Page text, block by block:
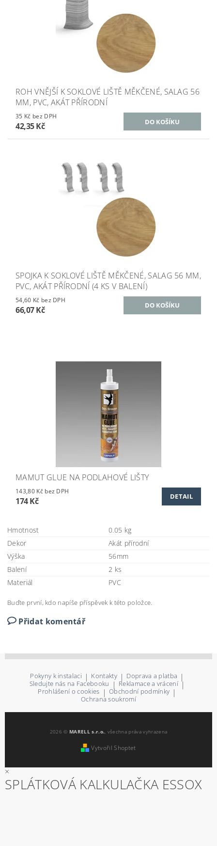
ROH VNĚJŠÍ K SOKLOVÉ LIŠTĚ MĚKČENÉ, SALAG 56
MM, PVC, AKÁT PŘÍRODNÍ
35 Kč bez DPH
42,35 Kč
SPOJKA K SOKLOVÉ LIŠTĚ MĚKČENÉ, SALAG 56 MM,
PVC, AKÁT PŘÍRODNÍ (4 KS V BALENÍ)
54,60 Kč bez DPH
66,07 Kč
MAMUT GLUE NA PODLAHOVÉ LIŠTY
143,80 Kč bez DPH
174 Kč DETAIL
Hmotnost
0.05 kg
Dekor
Akát přírodní
Výška
56mm
Balení
2 ks
Materiál
PVC
Buďte první, kdo napíše příspěvek k této položce.
Přidat komentář
Pokyny k instalaci | Kontakty | Doprava a platba |
Sledujte nás na Facebooku | Reklamace a vrácení |
Prohlášení o cookies | Obchodní podmínky |
Ochrana soukromí
2026 © MARELL s.r.o. , všechna práva vyhrazena
Vytvořil Shoptet
×
SPLÁTKOVÁ KALKULAČKA ESSOX